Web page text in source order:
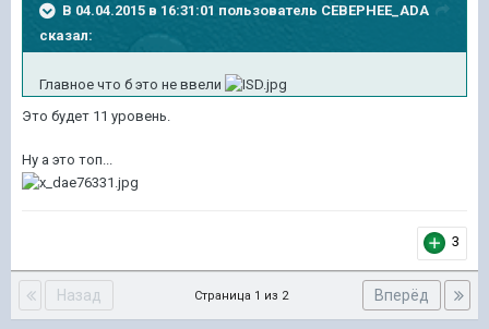
В 04.04.2015 в 16:31:01 пользователь CEBEPHEE_ADA
сказал:
Главное что б это не ввели
Это будет 11 уровень.
Ну а это топ...
3
Назад Вперёд
Страница 1 из 2